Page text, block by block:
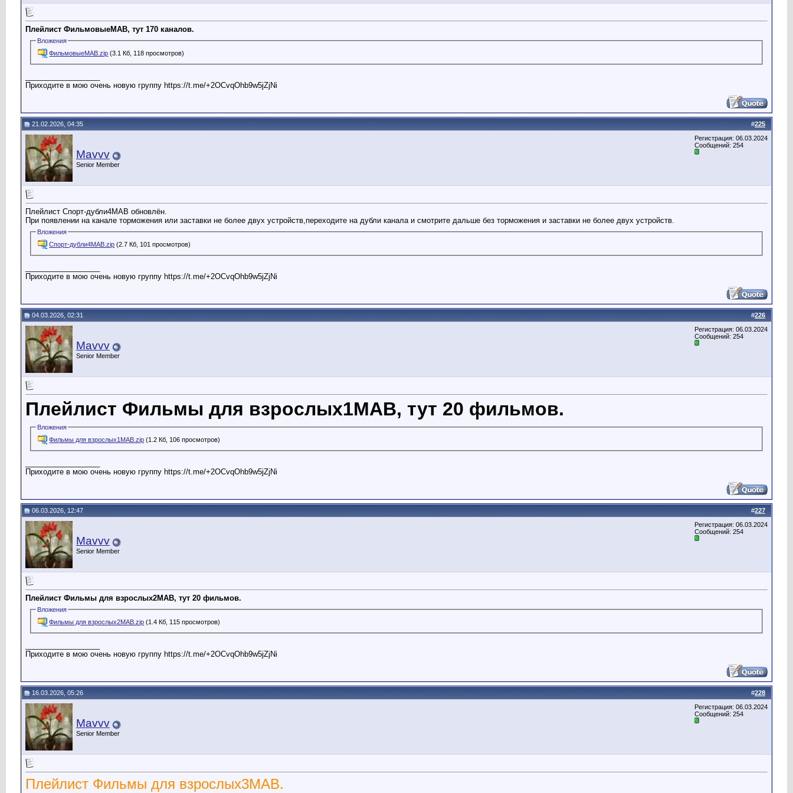
Плейлист ФильмовыеМАВ, тут 170 каналов.
Вложения
ФильмовыеМАВ.zip (3.1 Кб, 118 просмотров)
Приходите в мою очень новую группу https://t.me/+2OCvqOhb9w5jZjNi
#225
21.02.2026, 04:35
Mavvv
Senior Member
Регистрация: 06.03.2024
Сообщений: 254
Плейлист Спорт-дубли4МАВ обновлён.
При появлении на канале торможения или заставки не более двух устройств,переходите на дубли канала и смотрите дальше без торможения и заставки не более двух устройств.
Вложения
Спорт-дубли4МАВ.zip (2.7 Кб, 101 просмотров)
Приходите в мою очень новую группу https://t.me/+2OCvqOhb9w5jZjNi
#226
04.03.2026, 02:31
Mavvv
Senior Member
Регистрация: 06.03.2024
Сообщений: 254
Плейлист Фильмы для взрослых1МАВ, тут 20 фильмов.
Вложения
Фильмы для взрослых1МАВ.zip (1.2 Кб, 106 просмотров)
Приходите в мою очень новую группу https://t.me/+2OCvqOhb9w5jZjNi
#227
06.03.2026, 12:47
Mavvv
Senior Member
Регистрация: 06.03.2024
Сообщений: 254
Плейлист Фильмы для взрослых2МАВ, тут 20 фильмов.
Вложения
Фильмы для взрослых2МАВ.zip (1.4 Кб, 115 просмотров)
Приходите в мою очень новую группу https://t.me/+2OCvqOhb9w5jZjNi
#228
16.03.2026, 05:26
Mavvv
Senior Member
Регистрация: 06.03.2024
Сообщений: 254
Плейлист Фильмы для взрослых3МАВ.